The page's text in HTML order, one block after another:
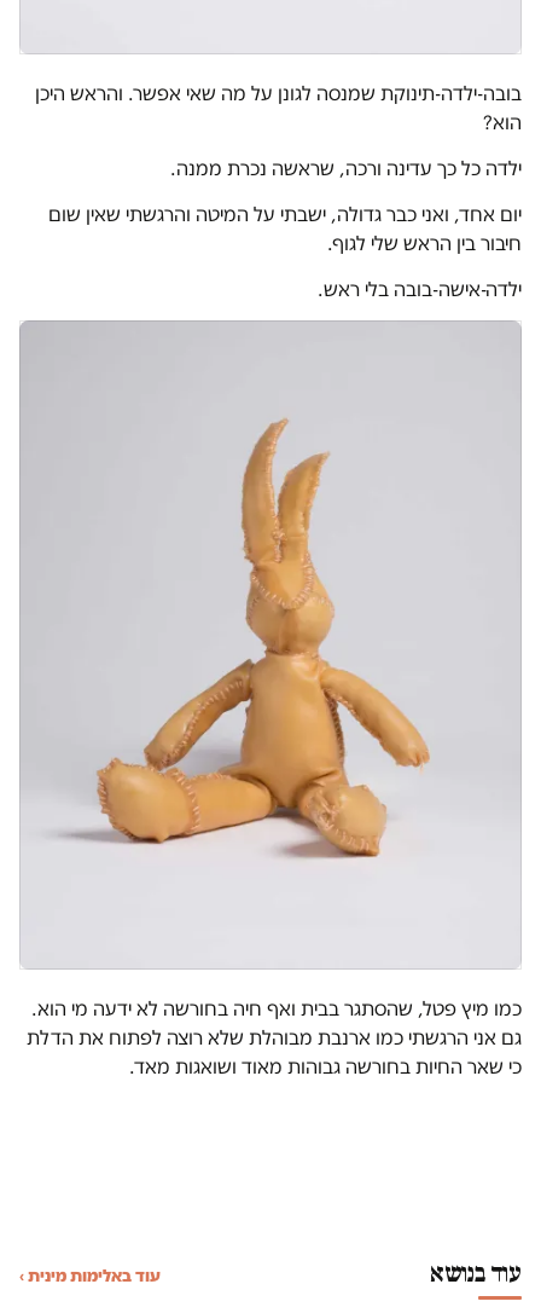
בובה-ילדה-תינוקת שמנסה לגונן על מה שאי אפשר. והראש היכן
הוא?
ילדה כל כך עדינה ורכה, שראשה נכרת ממנה.
יום אחד, ואני כבר גדולה, ישבתי על המיטה והרגשתי שאין שום
חיבור בין הראש שלי לגוף.
ילדה-אישה-בובה בלי ראש.
כמו מיץ פטל, שהסתגר בבית ואף חיה בחורשה לא ידעה מי הוא.
גם אני הרגשתי כמו ארנבת מבוהלת שלא רוצה לפתוח את הדלת
כי שאר החיות בחורשה גבוהות מאוד ושואגות מאד.
עוד בנושא עוד באלימות מינית ›